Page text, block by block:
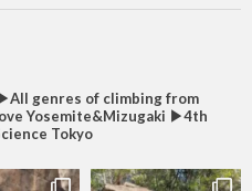
genres of climbing from
Yosemite&Mizugaki ▶︎4th
Tokyo